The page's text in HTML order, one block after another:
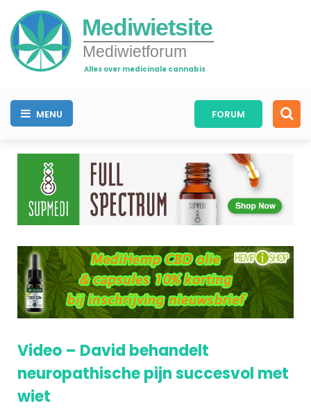
Mediwietsite
Mediwietforum
Alles over medicinale cannabis
MENU FORUM
Video – David behandelt
neuropathische pijn succesvol met
wiet